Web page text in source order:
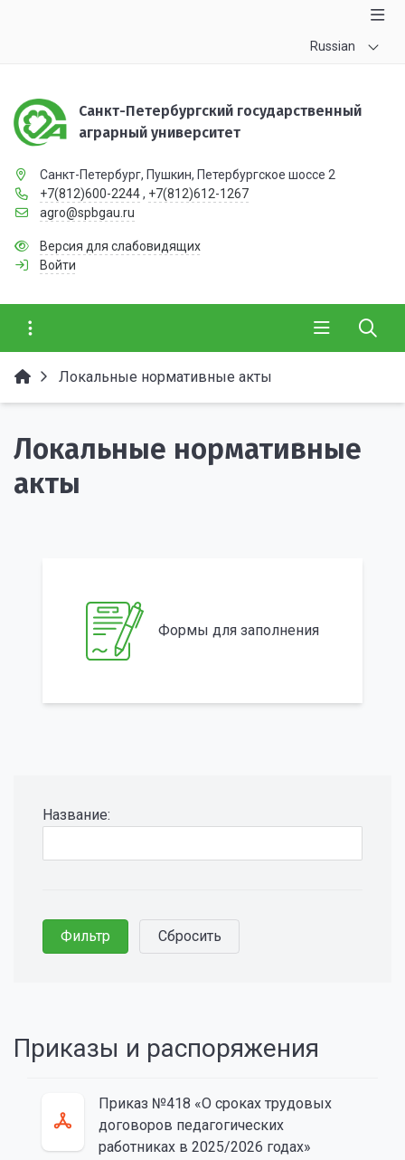
Russian
Санкт-Петербургский государственный
аграрный университет
Санкт-Петербург, Пушкин, Петербургское шоссе 2
+7(812)600-2244 , +7(812)612-1267
agro@spbgau.ru
Версия для слабовидящих
Войти
Локальные нормативные акты
Локальные нормативные
акты
Формы для заполнения
Название:
Приказы и распоряжения
Приказ №418 «О сроках трудовых
договоров педагогических
работниках в 2025/2026 годах»